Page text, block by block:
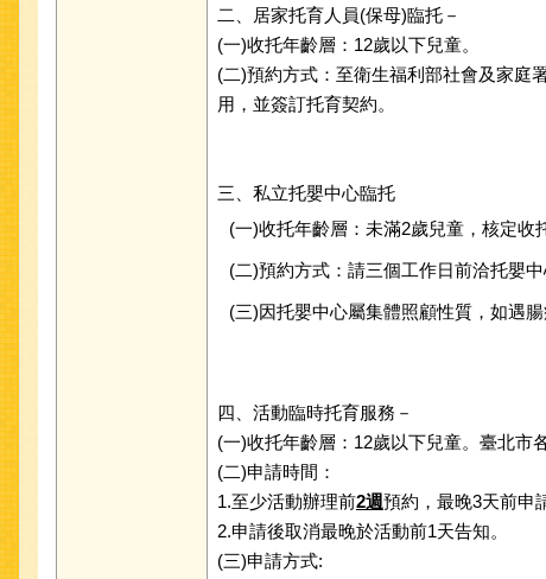
二、居家托育人員(保母)臨托－
(一)收托年齡層：12歲以下兒童。
(二)預約方式：至衛生福利部社會及家庭
用，並簽訂托育契約。
三、私立托嬰中心臨托
(一)收托年齡層：未滿2歲兒童，核定收
(二)預約方式：請三個工作日前洽托嬰中
(三)因托嬰中心屬集體照顧性質，如遇
四、活動臨時托育服務－
(一)收托年齡層：12歲以下兒童。臺北市
(二)申請時間：
1.至少活動辦理前2週預約，最晚3天前申
2.申請後取消最晚於活動前1天告知。
(三)申請方式: